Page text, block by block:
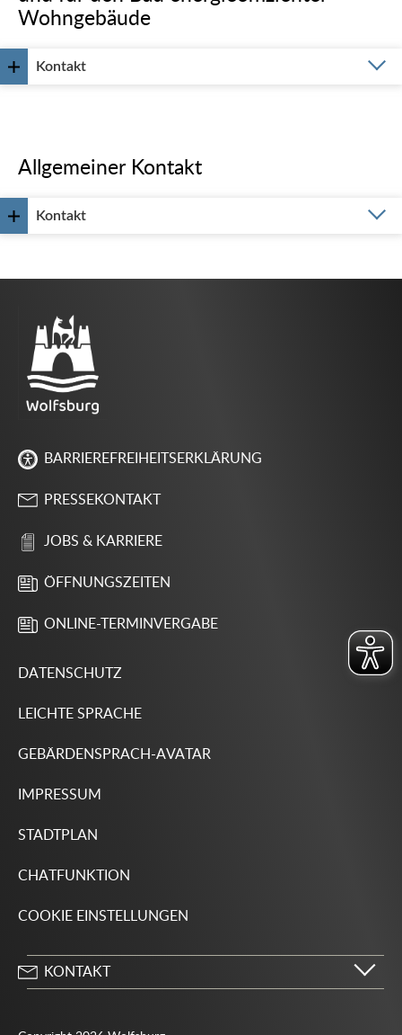
Wohngebäude
Kontakt
Allgemeiner Kontakt
Kontakt
BARRIEREFREIHEITSERKLÄRUNG
PRESSEKONTAKT
JOBS & KARRIERE
ÖFFNUNGSZEITEN
ONLINE-TERMINVERGABE
DATENSCHUTZ
LEICHTE SPRACHE
GEBÄRDENSPRACH-AVATAR
IMPRESSUM
STADTPLAN
CHATFUNKTION
COOKIE EINSTELLUNGEN
KONTAKT